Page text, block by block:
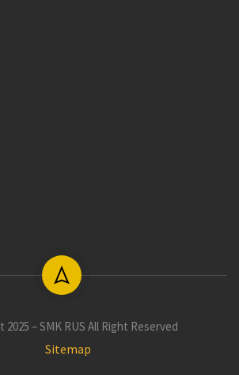
– SMK RUS All Right Reserved
Sitemap